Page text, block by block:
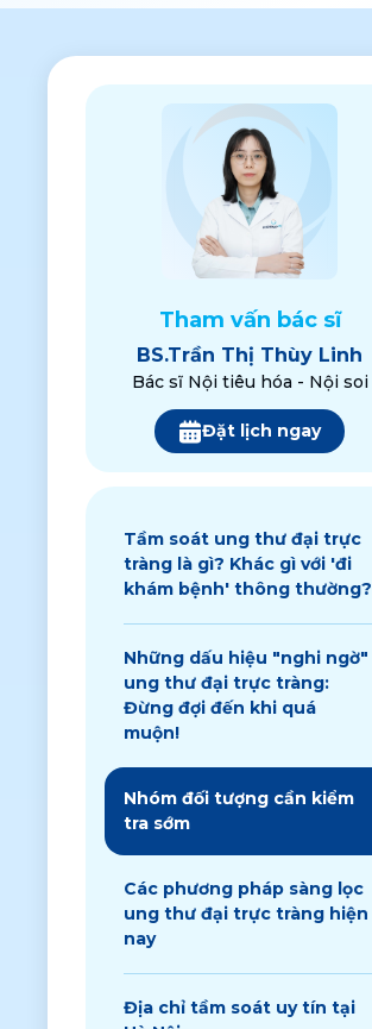
Tham vấn bác sĩ
BS.Trần Thị Thùy Linh
Bác sĩ Nội tiêu hóa - Nội soi
Đặt lịch ngay
Tầm soát ung thư đại trực
tràng là gì? Khác gì với 'đi
khám bệnh' thông thường?
Những dấu hiệu "nghi ngờ"
ung thư đại trực tràng:
Đừng đợi đến khi quá
muộn!
Nhóm đối tượng cần kiểm
tra sớm
Các phương pháp sàng lọc
ung thư đại trực tràng hiện
nay
Địa chỉ tầm soát uy tín tại